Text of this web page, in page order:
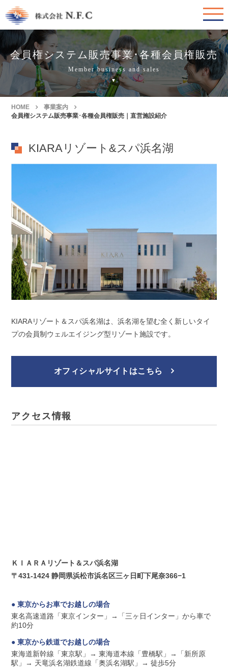
会員権システム販売事業･各種会員権販売
Member business and sales
HOME
事業案内
会員権システム販売事業･各種会員権販売｜直営施設紹介
KIARAリゾート&スパ浜名湖
KIARAリゾート＆スパ浜名湖は、浜名湖を望む全く新しいタイ
プの会員制ウェルエイジング型リゾート施設です。
オフィシャルサイトはこちら
アクセス情報
ＫＩＡＲＡリゾート＆スパ浜名湖
〒431-1424 静岡県浜松市浜名区三ヶ日町下尾奈366−1
● 東京からお車でお越しの場合
東名高速道路「東京インター」→「三ヶ日インター」から車で
約10分
● 東京から鉄道でお越しの場合
東海道新幹線「東京駅」→ 東海道本線「豊橋駅」→「新所原
駅」→ 天竜浜名湖鉄道線「奥浜名湖駅」→ 徒歩5分